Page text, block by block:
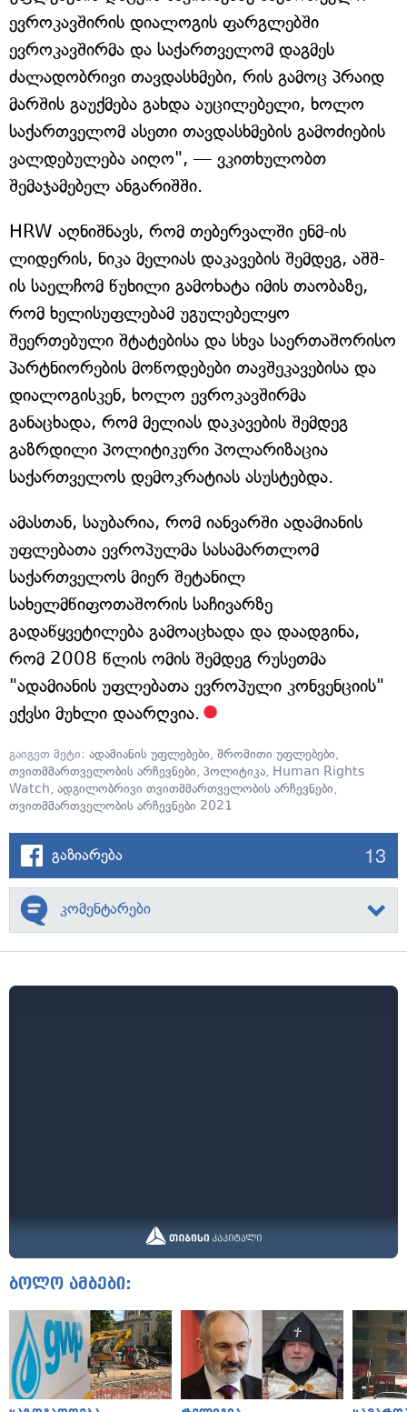
ევროკავშირის დიალოგის ფარგლებში
ევროკავშირმა და საქართველომ დაგმეს
ძალადობრივი თავდასხმები, რის გამოც პრაიდ
მარშის გაუქმება გახდა აუცილებელი, ხოლო
საქართველომ ასეთი თავდასხმების გამოძიების
ვალდებულება აიღო", — ვკითხულობთ
შემაჯამებელ ანგარიშში.
HRW აღნიშნავს, რომ თებერვალში ენმ-ის
ლიდერის, ნიკა მელიას დაკავების შემდეგ, აშშ-
ის საელჩომ წუხილი გამოხატა იმის თაობაზე,
რომ ხელისუფლებამ უგულებელყო
შეერთებული შტატებისა და სხვა საერთაშორისო
პარტნიორების მოწოდებები თავშეკავებისა და
დიალოგისკენ, ხოლო ევროკავშირმა
განაცხადა, რომ მელიას დაკავების შემდეგ
გაზრდილი პოლიტიკური პოლარიზაცია
საქართველოს დემოკრატიას ასუსტებდა.
ამასთან, საუბარია, რომ იანვარში ადამიანის
უფლებათა ევროპულმა სასამართლომ
საქართველოს მიერ შეტანილ
სახელმწიფოთაშორის საჩივარზე
გადაწყვეტილება გამოაცხადა და დაადგინა,
რომ 2008 წლის ომის შემდეგ რუსეთმა
"ადამიანის უფლებათა ევროპული კონვენციის"
ექვსი მუხლი დაარღვია.
გაიგეთ მეტი: ადამიანის უფლებები, შრომითი უფლებები,
თვითმმართველობის არჩევნები, პოლიტიკა, Human Rights
Watch, ადგილობრივი თვითმმართველობის არჩევნები,
თვითმმართველობის არჩევნები 2021
გაზიარება 13
კომენტარები
ბოლო ამბები: